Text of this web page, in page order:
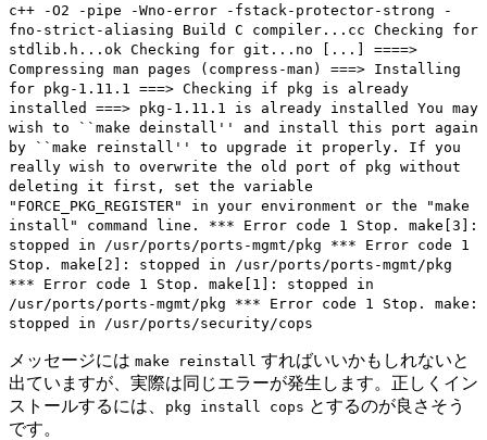
c++ -O2 -pipe -Wno-error -fstack-protector-strong -
fno-strict-aliasing Build C compiler...cc Checking for
stdlib.h...ok Checking for git...no [...] ====>
Compressing man pages (compress-man) ===> Installing
for pkg-1.11.1 ===> Checking if pkg is already
installed ===> pkg-1.11.1 is already installed You may
wish to ``make deinstall'' and install this port again
by ``make reinstall'' to upgrade it properly. If you
really wish to overwrite the old port of pkg without
deleting it first, set the variable
"FORCE_PKG_REGISTER" in your environment or the "make
install" command line. *** Error code 1 Stop. make[3]:
stopped in /usr/ports/ports-mgmt/pkg *** Error code 1
Stop. make[2]: stopped in /usr/ports/ports-mgmt/pkg
*** Error code 1 Stop. make[1]: stopped in
/usr/ports/ports-mgmt/pkg *** Error code 1 Stop. make:
stopped in /usr/ports/security/cops
メッセージには make reinstall すればいいかもしれないと
出ていますが、実際は同じエラーが発生します。正しくイン
ストールするには、
pkg install cops とするのが良さそう
です。